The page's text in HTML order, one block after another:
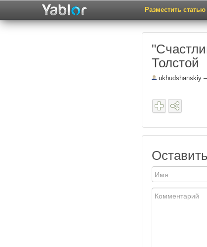
Разместить статью
Толстой
ukhudshanskiy